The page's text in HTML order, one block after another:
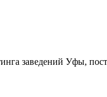
заведений Уфы,